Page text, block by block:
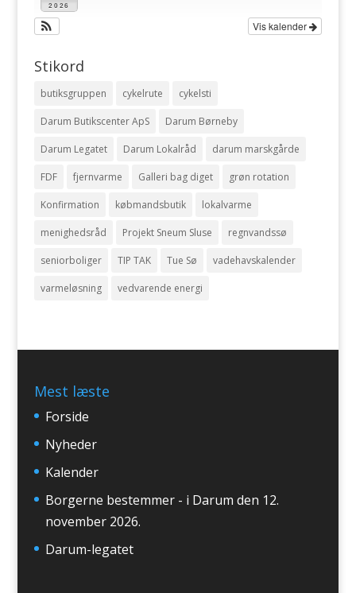
2026
Vis kalender
Stikord
butiksgruppen cykelrute cykelsti
Darum Butikscenter ApS Darum Børneby
Darum Legatet Darum Lokalråd darum marskgårde
FDF fjernvarme Galleri bag diget grøn rotation
Konfirmation købmandsbutik lokalvarme
menighedsråd Projekt Sneum Sluse regnvandssø
seniorboliger TIP TAK Tue Sø vadehavskalender
varmeløsning vedvarende energi
Mest læste
Forside
Nyheder
Kalender
Borgerne bestemmer - i Darum den 12.
november 2026.
Darum-legatet